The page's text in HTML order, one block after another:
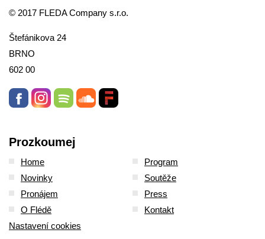
© 2017 FLEDA Company s.r.o.
Štefánikova 24
BRNO
602 00
Prozkoumej
Home
Program
Novinky
Soutěže
Pronájem
Press
O Flédě
Kontakt
Nastavení cookies